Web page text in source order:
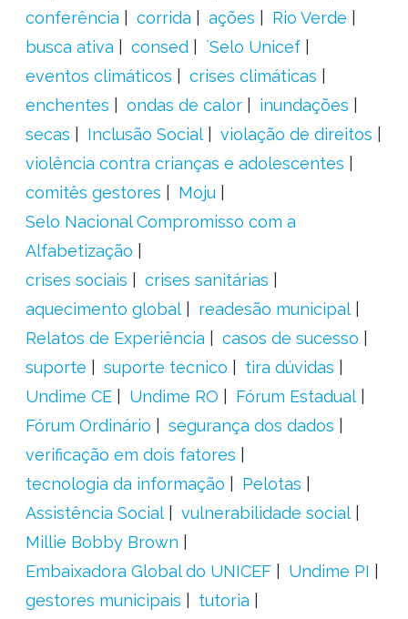
conferência
corrida ações
Rio Verde
busca ativa
consed
´Selo Unicef
eventos climáticos
crises climáticas
enchentes
ondas de calor
inundações
secas
Inclusão Social
violação de direitos
violência contra crianças e adolescentes
comitês gestores
Moju
Selo Nacional Compromisso com a
Alfabetização
crises sociais
crises sanitárias
aquecimento global
readesão municipal
Relatos de Experiência
casos de sucesso
suporte
suporte tecnico
tira dúvidas
Undime CE
Undime RO
Fórum Estadual
Fórum Ordinário
segurança dos dados
verificação em dois fatores
tecnologia da informação
Pelotas
Assistência Social
vulnerabilidade social
Millie Bobby Brown
Embaixadora Global do UNICEF
Undime PI
gestores municipais
tutoria